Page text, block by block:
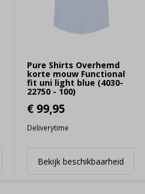
Pure Shirts Overhemd
korte mouw Functional
fit uni light blue (4030-
22750 - 100)
€ 99,95
Deliverytime
Bekijk beschikbaarheid